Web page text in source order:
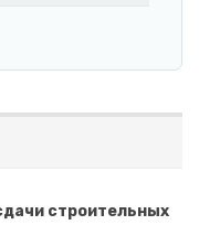
строительных